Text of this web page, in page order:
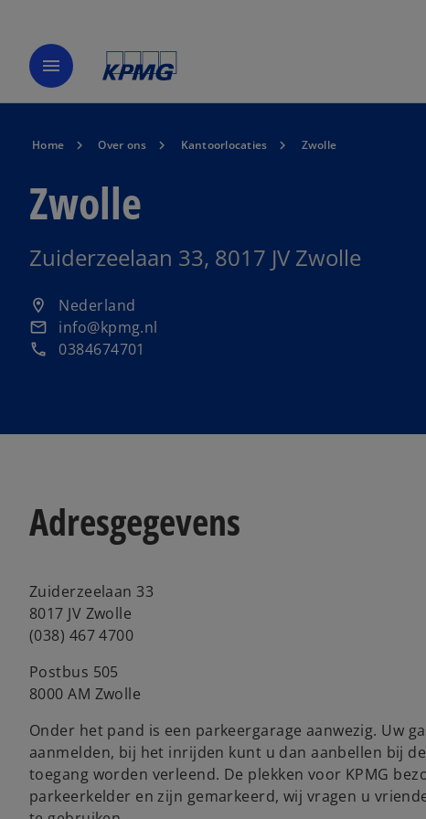
menu
Home Over ons Kantoorlocaties Zwolle
Zwolle
Zuiderzeelaan 33, 8017 JV Zwolle
location_on Nederland
o
p
e
n
w
b
email info@kpmg.nl
phone 0384674701
Adresgegevens
Zuiderzeelaan 33
8017 JV Zwolle
(038) 467 4700
Postbus 505
8000 AM Zwolle
Onder het pand is een parkeergarage aanwezig. Uw
aanmelden, bij het inrijden kunt u dan aanbellen bij
toegang worden verleend. De plekken voor KPMG
parkeerkelder en zijn gemarkeerd, wij vragen u